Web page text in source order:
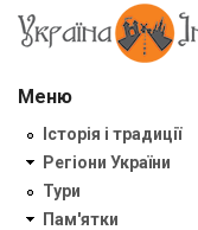
Меню
Історія і традиції
Регіони України
Тури
Пам'ятки